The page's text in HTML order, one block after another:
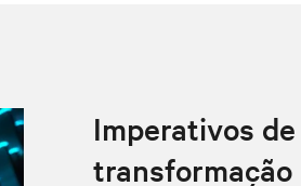
Imperativos
transformação